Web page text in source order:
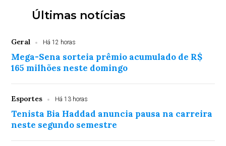
Últimas notícias
Geral Há 12 horas
Mega-Sena sorteia prêmio acumulado de R$
165 milhões neste domingo
Esportes Há 13 horas
Tenista Bia Haddad anuncia pausa na carreira
neste segundo semestre